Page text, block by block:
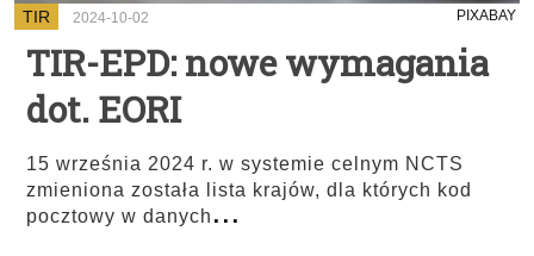
TIR 2024-10-02 PIXABAY
TIR-EPD: nowe wymagania
dot. EORI
15 września 2024 r. w systemie celnym NCTS
zmieniona została lista krajów, dla których kod
pocztowy w danych...